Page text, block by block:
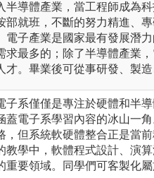
半導體產業，當工程師成為
部就班，不斷的努力精進、
電子產業是國家最有發展潛
求最多的；除了半導體產業
才。畢業後可從事研發、製造
子系僅僅是專注於硬體和半
蓋電子系學習內容的冰山一
，但系統軟硬體整合正是當前
教學中，軟體程式設計、演
重要領域。同學們可客製化